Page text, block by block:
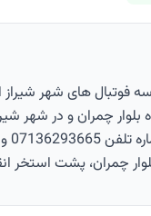
فوتبال های شهر
چمران و در شهر
چمران، پشت استخر